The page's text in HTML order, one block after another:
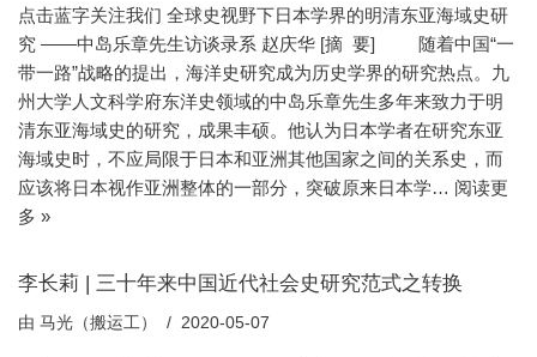
点击蓝字关注我们 全球史视野下日本学界的明清东亚海域史研
究 ——中岛乐章先生访谈录系 赵庆华 [摘 要] 随着中国“一
带一路”战略的提出，海洋史研究成为历史学界的研究热点。九
州大学人文科学府东洋史领域的中岛乐章先生多年来致力于明
清东亚海域史的研究，成果丰硕。他认为日本学者在研究东亚
海域史时，不应局限于日本和亚洲其他国家之间的关系史，而
应该将日本视作亚洲整体的一部分，突破原来日本学… 阅读更
多 »
李长莉 | 三十年来中国近代社会史研究范式之转换
由 马光（搬运工） 2020-05-07